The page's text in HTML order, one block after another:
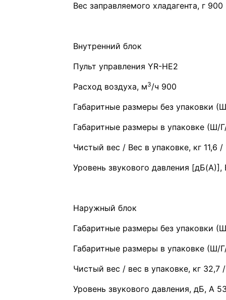
Вес заправляемого хладагента, г 900
Внутренний блок
Пульт управления YR-HE2
Расход воздуха, м3/ч 900
Габаритные размеры без упаковки
Габаритные размеры в упаковке (Ш/
Чистый вес / Вес в упаковке, кг 11,6 /
Уровень звукового давления
Наружный блок
Габаритные размеры без упаковки
Габаритные размеры в упаковке
Чистый вес / вес в упаковке, кг 32,7
Уровень звукового давления, дБ, А